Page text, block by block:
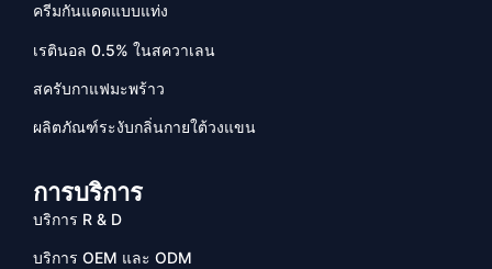
ครีมกันแดดแบบแท่ง
เรตินอล 0.5% ในสควาเลน
สครับกาแฟมะพร้าว
ผลิตภัณฑ์ระงับกลิ่นกายใต้วงแขน
การบริการ
บริการ R & D
บริการ OEM และ ODM